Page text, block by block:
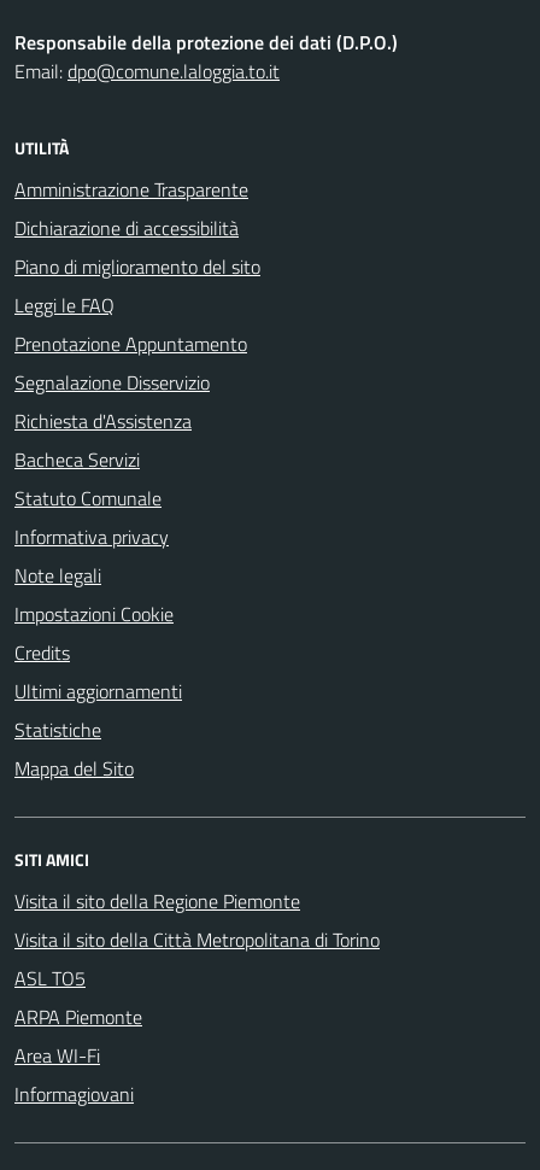
Responsabile della protezione dei dati (D.P.O.)
Email:dpo@comune.laloggia.to.it
UTILITÀ
Amministrazione Trasparente
Dichiarazione di accessibilità
Piano di miglioramento del sito
Leggi le FAQ
Prenotazione Appuntamento
Segnalazione Disservizio
Richiesta d'Assistenza
Bacheca Servizi
Statuto Comunale
Informativa privacy
Note legali
Impostazioni Cookie
Credits
Ultimi aggiornamenti
Statistiche
Mappa del Sito
SITI AMICI
Visita il sito della Regione Piemonte
Visita il sito della Città Metropolitana di Torino
ASL TO5
ARPA Piemonte
Area WI-Fi
Informagiovani